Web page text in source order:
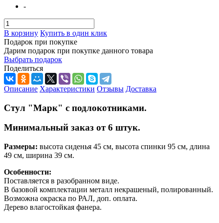
-
В корзину Купить в один клик
Подарок при покупке
Дарим подарок при покупке данного товара
Выбрать подарок
Поделиться
Описание Характеристики Отзывы Доставка
Стул "Марк" с подлокотниками.
Минимальный заказ от 6 штук.
Размеры: высота сиденья 45 см, высота спинки 95 см, длина
49 см, ширина 39 см.
Особенности:
Поставляется в разобранном виде.
В базовой комплектации металл некрашеный, полированный.
Возможна окраска по РАЛ, доп. оплата.
Дерево влагостойкая фанера.